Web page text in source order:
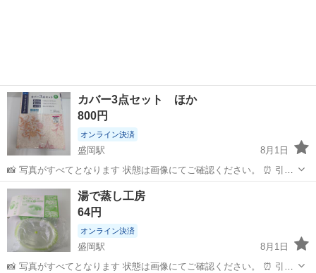
カバー3点セット ほか
800円
オンライン決済
盛岡駅
8月1日
📸 写真がすべてとなります 状態は画像にてご確認ください。 ⏰ 引き
取り期限について ・引き取りは 「決済の翌々日」以降 にお願いしま
す。 （当日・翌日の指定はできません） ・原則として 決済後2週
間...
岩手 盛岡市 盛岡駅 マタニティ用品
湯で蒸し工房
64円
オンライン決済
盛岡駅
8月1日
📸 写真がすべてとなります 状態は画像にてご確認ください。 ⏰ 引き